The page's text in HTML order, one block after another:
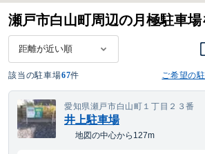
瀬戸市白山町周辺の月極駐車場
該当の駐車場67件 ご希望の
愛知県瀬戸市白山町１丁目２３番
井上駐車場
地図の中心から127m